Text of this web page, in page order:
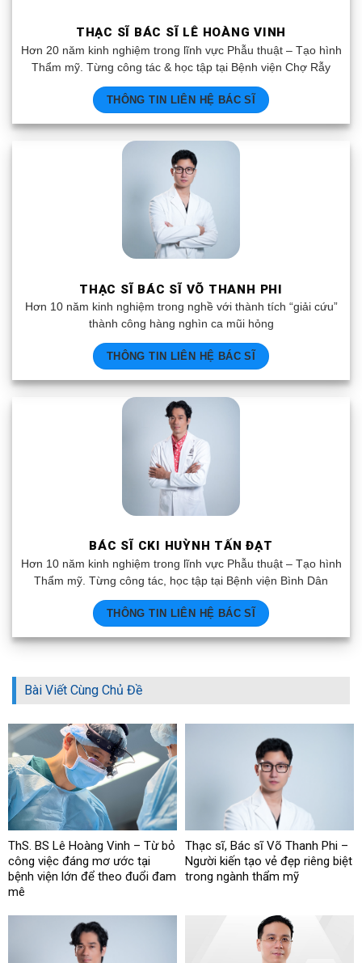
THẠC SĨ BÁC SĨ LÊ HOÀNG VINH
Hơn 20 năm kinh nghiệm trong lĩnh vực Phẫu thuật – Tạo hình
Thẩm mỹ. Từng công tác & học tập tại Bệnh viện Chợ Rẫy
THÔNG TIN LIÊN HỆ BÁC SĨ
THẠC SĨ BÁC SĨ VÕ THANH PHI
Hơn 10 năm kinh nghiệm trong nghề với thành tích “giải cứu”
thành công hàng nghìn ca mũi hỏng
THÔNG TIN LIÊN HỆ BÁC SĨ
BÁC SĨ CKI HUỲNH TẤN ĐẠT
Hơn 10 năm kinh nghiệm trong lĩnh vực Phẫu thuật – Tạo hình
Thẩm mỹ. Từng công tác, học tập tại Bệnh viện Bình Dân
THÔNG TIN LIÊN HỆ BÁC SĨ
Bài Viết Cùng Chủ Đề
ThS. BS Lê Hoàng Vinh – Từ bỏ
công việc đáng mơ ước tại
bệnh viện lớn để theo đuổi đam
mê
Thạc sĩ, Bác sĩ Võ Thanh Phi –
Người kiến tạo vẻ đẹp riêng biệt
trong ngành thẩm mỹ